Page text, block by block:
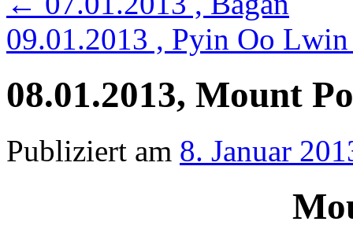
09.01.2013 , Pyin Oo
08.01.2013, Mount
Publiziert am 8. Januar